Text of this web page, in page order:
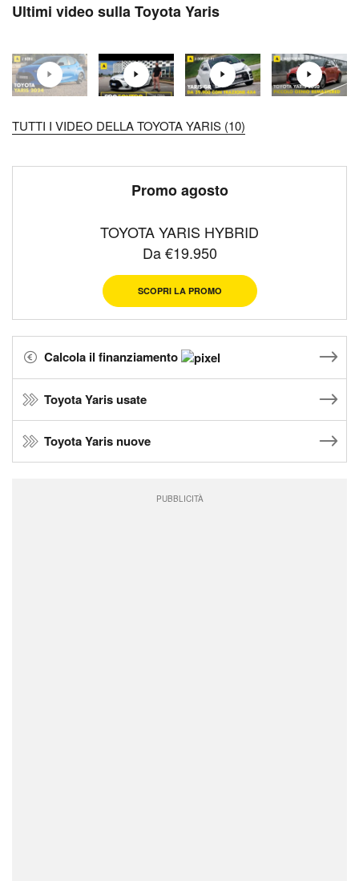
Ultimi video sulla Toyota Yaris
TUTTI I VIDEO DELLA TOYOTA YARIS (10)
Promo agosto
TOYOTA YARIS HYBRID
Da €19.950
SCOPRI LA PROMO
Calcola il finanziamento
Toyota Yaris usate
Toyota Yaris nuove
PUBBLICITÀ